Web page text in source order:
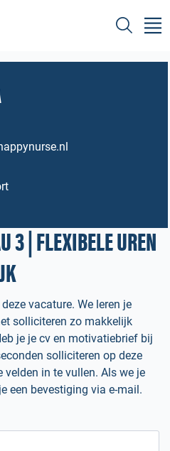
3 | FLEXIBELE UREN
vacature. We leren je
solliciteren zo makkelijk
je je cv en motivatiebrief bij
solliciteren op deze
in te vullen. Als we je
een bevestiging via e-mail.